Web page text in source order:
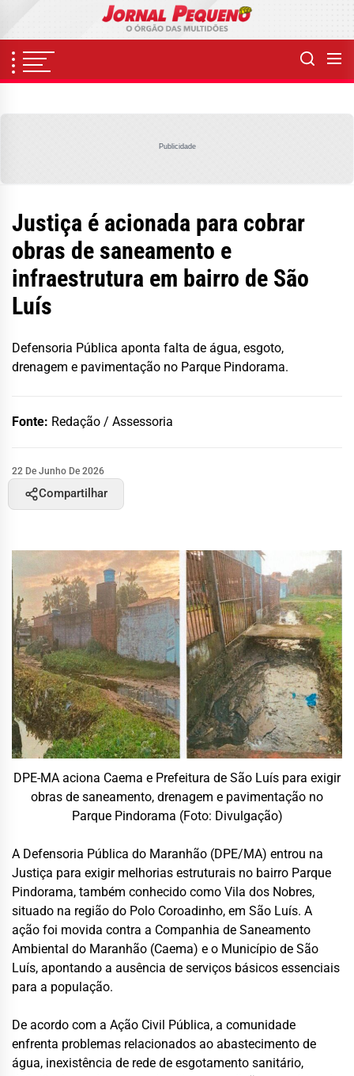
content
Publicidade
Justiça é acionada para cobrar
obras de saneamento e
infraestrutura em bairro de São
Luís
Defensoria Pública aponta falta de água, esgoto,
drenagem e pavimentação no Parque Pindorama.
Fonte: Redação / Assessoria
22 De Junho De 2026
Compartilhar
DPE-MA aciona Caema e Prefeitura de São Luís para exigir
obras de saneamento, drenagem e pavimentação no
Parque Pindorama (Foto: Divulgação)
A Defensoria Pública do Maranhão (DPE/MA) entrou na
Justiça para exigir melhorias estruturais no bairro Parque
Pindorama, também conhecido como Vila dos Nobres,
situado na região do Polo Coroadinho, em São Luís. A
ação foi movida contra a Companhia de Saneamento
Ambiental do Maranhão (Caema) e o Município de São
Luís, apontando a ausência de serviços básicos essenciais
para a população.
De acordo com a Ação Civil Pública, a comunidade
enfrenta problemas relacionados ao abastecimento de
água, inexistência de rede de esgotamento sanitário,